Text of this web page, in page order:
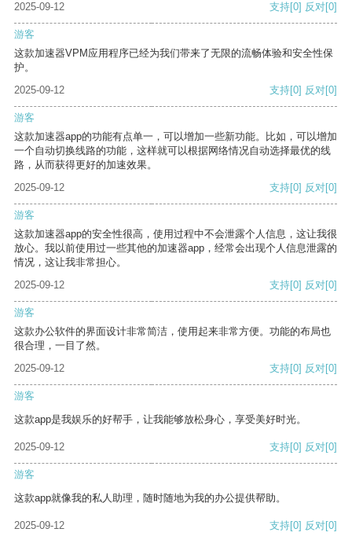
2025-09-12 支持[0] 反对[0]
游客
这款加速器VPM应用程序已经为我们带来了无限的流畅体验和安全性保
护。
2025-09-12
支持[0] 反对[0]
游客
这款加速器app的功能有点单一，可以增加一些新功能。比如，可以增加
一个自动切换线路的功能，这样就可以根据网络情况自动选择最优的线
路，从而获得更好的加速效果。
2025-09-12
支持[0] 反对[0]
游客
这款加速器app的安全性很高，使用过程中不会泄露个人信息，这让我很
放心。我以前使用过一些其他的加速器app，经常会出现个人信息泄露的
情况，这让我非常担心。
2025-09-12
支持[0] 反对[0]
游客
这款办公软件的界面设计非常简洁，使用起来非常方便。功能的布局也
很合理，一目了然。
2025-09-12
支持[0] 反对[0]
游客
这款app是我娱乐的好帮手，让我能够放松身心，享受美好时光。
2025-09-12 支持[0] 反对[0]
游客
这款app就像我的私人助理，随时随地为我的办公提供帮助。
2025-09-12 支持[0] 反对[0]